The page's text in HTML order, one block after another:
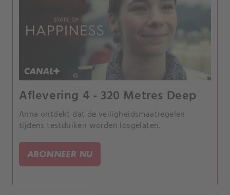
Aflevering 4 - 320 Metres Deep
Anna ontdekt dat de veiligheidsmaatregelen
tijdens testduiken worden losgelaten.
ABONNEER NU